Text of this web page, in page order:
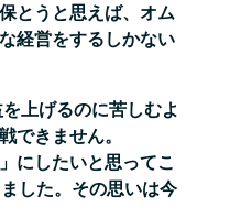
とうと思えば、オム
経営をするしかない
上げるのに苦しむよ
できません。
にしたいと思ってこ
した。その思いは今